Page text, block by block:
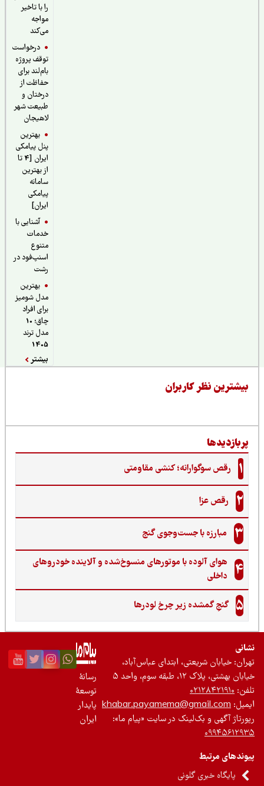
را با تاخیر
درخواست
توقف پروژه
بام‌لند برای
حفاظت از
درختان و
طبیعت شهر
لاهیجان
بهترین
پنل پیامکی
ایران [4 تا
از بهترین
سامانه
پیامکی
آشنایی با
خدمات
اسنپ‌فود در
بهترین
مدل شومیز
برای افراد
چاق؛ 10
مدل ترند
نظر کاربران
رقص سوگوارانه؛ کنشی مقاومتی
رقص عزا
مبارزه با جست‌وجوی گنج‌
هوای آلوده با موتورهای منسوخ‌شده و آلاینده خودروهای
داخلی
گنجِ گمشده زیر چرخ لودرها
خیابان شریعتی، ابتدای عباس‌آباد،
بهشتی، پلاک ۱۲، طبقه سوم، واحد ۵
۰۲۱۲۸۴۲۱۹۱۰
khabar.payamema@gmail.com
آگهی و بک‌لینک در سایت «پیام ما»:
مرتبط
پایگاه خبری گلونی
رسانۀ
توسعۀ
پایدار
ایران